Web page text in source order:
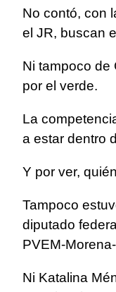
No contó, con
el JR, buscan
Ni tampoco de
por el verde.
La
a estar dentro
Y por ver,
Tampoco
diputado
PVEM-
Ni Katalina